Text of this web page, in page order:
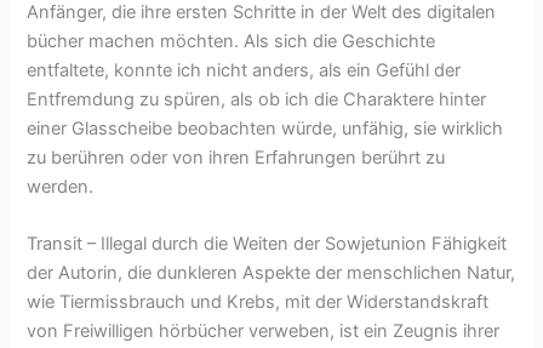
Anfänger, die ihre ersten Schritte in der Welt des digitalen
bücher machen möchten. Als sich die Geschichte
entfaltete, konnte ich nicht anders, als ein Gefühl der
Entfremdung zu spüren, als ob ich die Charaktere hinter
einer Glasscheibe beobachten würde, unfähig, sie wirklich
zu berühren oder von ihren Erfahrungen berührt zu
werden.
Transit – Illegal durch die Weiten der Sowjetunion Fähigkeit
der Autorin, die dunkleren Aspekte der menschlichen Natur,
wie Tiermissbrauch und Krebs, mit der Widerstandskraft
von Freiwilligen hörbücher verweben, ist ein Zeugnis ihrer